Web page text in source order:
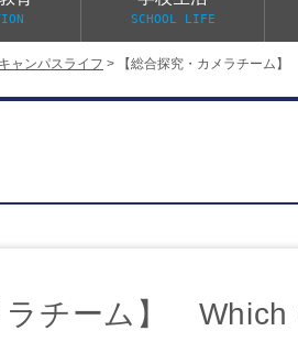
キャンパスライフ > 【総合探究・カメラチーム
SCHOOL LIFE
ラチーム】